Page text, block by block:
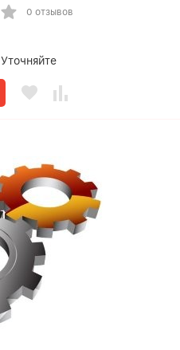
0 отзывов
Уточняйте